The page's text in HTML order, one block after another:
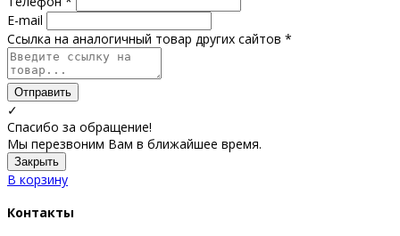
E-mail
Ссылка на аналогичный товар других сайтов *
Отправить
✓
Спасибо за обращение!
Мы перезвоним Вам в ближайшее время.
Закрыть
В корзину
Контакты